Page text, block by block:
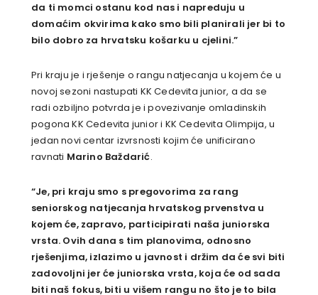
da ti momci ostanu kod nas i napreduju u
domaćim okvirima kako smo bili planirali jer bi to
bilo dobro za hrvatsku košarku u cjelini.”
Pri kraju je i rješenje o rangu natjecanja u kojem će u
novoj sezoni nastupati KK Cedevita junior, a da se
radi ozbiljno potvrda je i povezivanje omladinskih
pogona KK Cedevita junior i KK Cedevita Olimpija, u
jedan novi centar izvrsnosti kojim će unificirano
ravnati Marino Baždarić.
“Je, pri kraju smo s pregovorima za rang
seniorskog natjecanja hrvatskog prvenstva u
kojem će, zapravo, participirati naša juniorska
vrsta. Ovih dana s tim planovima, odnosno
rješenjima, izlazimo u javnost i držim da će svi biti
zadovoljni jer će juniorska vrsta, koja će od sada
biti naš fokus, biti u višem rangu no što je to bila